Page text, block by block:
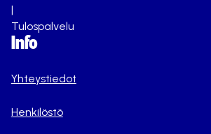
|
Tulospalvelu
Info
Yhteystiedot
Henkilöstö